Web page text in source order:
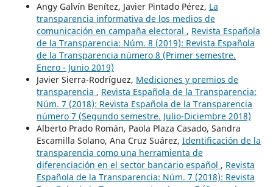
Angy Galvín Benítez, Javier Pintado Pérez, La
transparencia informativa de los medios de
comunicación en campaña electoral , Revista Española
de la Transparencia: Núm. 8 (2019): Revista Española
de la Transparencia número 8 (Primer semestre.
Enero - Junio 2019)
Javier Sierra-Rodríguez, Mediciones y premios de
transparencia , Revista Española de la Transparencia:
Núm. 7 (2018): Revista Española de la Transparencia
número 7 (Segundo semestre. Julio-Diciembre 2018)
Alberto Prado Román, Paola Plaza Casado, Sandra
Escamilla Solano, Ana Cruz Suárez, Identificación de la
transparencia como una herramienta de
diferenciación en el sector bancario español , Revista
Española de la Transparencia: Núm. 7 (2018): Revista